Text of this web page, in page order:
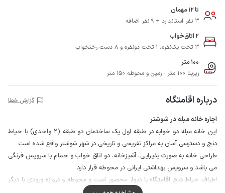
تا 12 مهمان
3 نفر استاندارد + 9 نفر اضافه
2 اتاق‌خواب
3 تخت یک‌نفره، 1 تخت دونفره و 8 دست رختخواب
100 متر
زیربنا 100 متر - زمین و محوطه 150 متر
درباره اقامتگاه گزارش خطا
اجاره خانه مبله در شوشتر
این خانه مبله دو خوابه در طبقه اول یک ساختمان دو طبقه (2 واحدی) با حیاط
دنج و دسترسی آسان به مراکز تفریحی و تاریخی در شهر شوشتر واقع شده است.
طراحی خانه به صورت پذیرایی، آشپزخانه، دو اتاق خواب و حمام با سرویس فرنگی
می باشد و سرویس بهداشتی ایرانی در محوطه قرار دارد.
اطراف حیاط دنج اقامتگاه با دیوار محصور است و محوطه و دروازه ورودی با دیگر